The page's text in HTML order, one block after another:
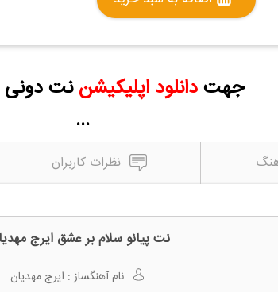
جهتدانلود اپلیکیشن نت دونی
...
نظرات کاربران
نت پیانو سلام بر عشق ایرج
نام آهنگساز : ایرج مهدیان